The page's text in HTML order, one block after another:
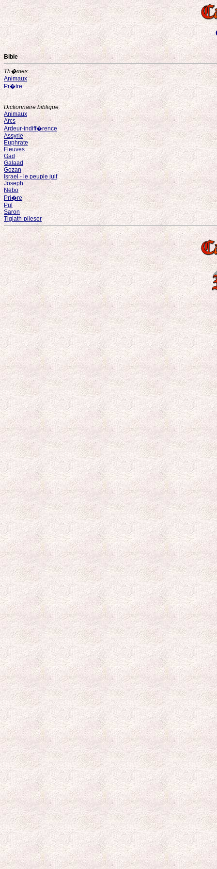
Bible
Th�mes:
Animaux
Pr�tre
Dictionnaire biblique:
Animaux
Arcs
Ardeur-indiff�rence
Assyrie
Euphrate
Fleuves
Gad
Galaad
Gozan
Israel - le peuple juif
Joseph
Nebo
Pri�re
Pul
Saron
Tiglath-pileser